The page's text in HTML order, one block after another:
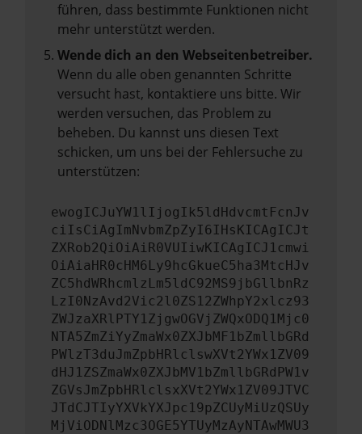
führen, dass bestimmte Funktionen nicht
mehr unterstützt werden.
Wende dich an den Webseitenbetreiber.
Wenn du alle oben genannten Schritte
versucht hast, kontaktiere uns bitte. Wir
werden versuchen, das Problem zu
beheben. Du kannst uns diesen Text
schicken, um uns bei der Fehlersuche zu
unterstützen:
ewogICJuYW1lIjogIk5ldHdvcmtFcnJv
ciIsCiAgImNvbmZpZyI6IHsKICAgICJt
ZXRob2QiOiAiR0VUIiwKICAgICJ1cmwi
OiAiaHR0cHM6Ly9hcGkueC5ha3MtcHJv
ZC5hdWRhcmlzLm5ldC92MS9jbGllbnRz
LzI0NzAvd2Vic2l0ZS12ZWhpY2xlcz93
ZWJzaXRlPTY1ZjgwOGVjZWQxODQ1Mjc0
NTA5ZmZiYyZmaWx0ZXJbMF1bZmllbGRd
PWlzT3duJmZpbHRlclswXVt2YWx1ZV09
dHJ1ZSZmaWx0ZXJbMV1bZmllbGRdPW1v
ZGVsJmZpbHRlclsxXVt2YWx1ZV09JTVC
JTdCJTIyYXVkYXJpc19pZCUyMiUzQSUy
MjViODNlMzc3OGE5YTUyMzAyNTAwMWU3